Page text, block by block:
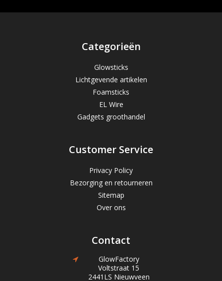
Categorieën
Glowsticks
Lichtgevende artikelen
Foamsticks
EL Wire
Gadgets groothandel
Customer Service
Privacy Policy
Bezorging en retourneren
Sitemap
Over ons
Contact
GlowFactory
Voltstraat 15
2441LS Nieuwveen